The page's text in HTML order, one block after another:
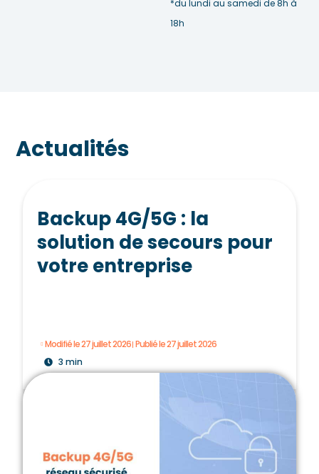
*du lundi au samedi de 8h à
18h
Actualités
Backup 4G/5G : la
solution de secours pour
votre entreprise
Modifié le 27 juillet 2026 Publié le 27 juillet 2026
3 min